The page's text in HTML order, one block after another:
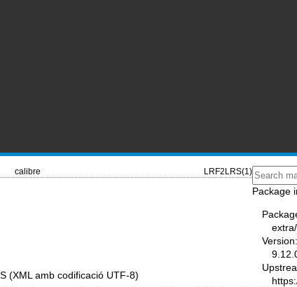
calibre LRF2LRS(1)
(XML amb codificació UTF-8)
Package
Version: